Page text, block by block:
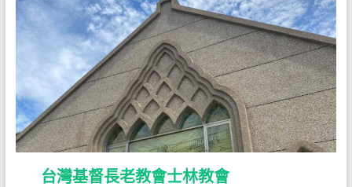
台灣基督長老教會士林教會